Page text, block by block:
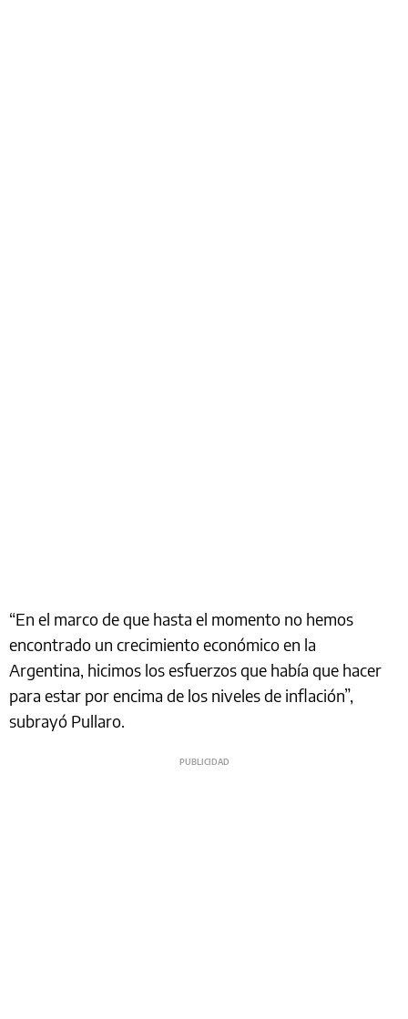
“En el marco de que hasta el momento no hemos
encontrado un crecimiento económico en la
Argentina, hicimos los esfuerzos que había que hacer
para estar por encima de los niveles de inflación”,
subrayó Pullaro.